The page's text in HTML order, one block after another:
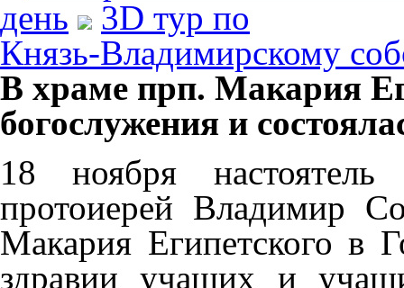
день
3D тур по
Князь-Владимирскому
В храме прп. Макария
богослужения и
18 ноября настоятель
протоиерей Владимир
Макария Египетского в
здравии учащих и